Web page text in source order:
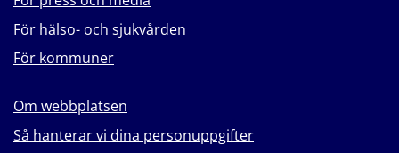
För hälso- och sjukvården
För kommuner
Om webbplatsen
Så hanterar vi dina personuppgifter